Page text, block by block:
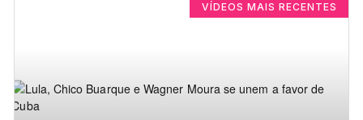
VÍDEOS MAIS RECENTES